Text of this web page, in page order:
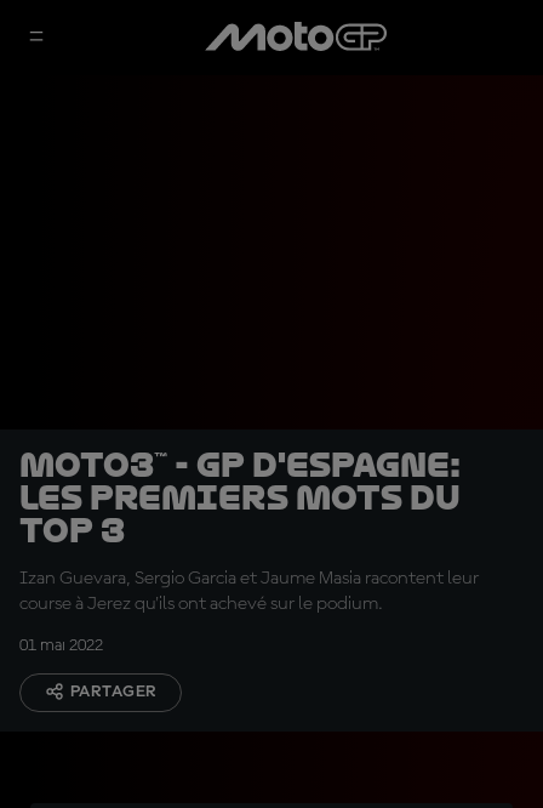
Moto3™ - GP d'Espagne:
Les premiers mots du
Top 3
Izan Guevara, Sergio Garcia et Jaume Masia racontent leur
course à Jerez qu'ils ont achevé sur le podium.
01 mai 2022
PARTAGER